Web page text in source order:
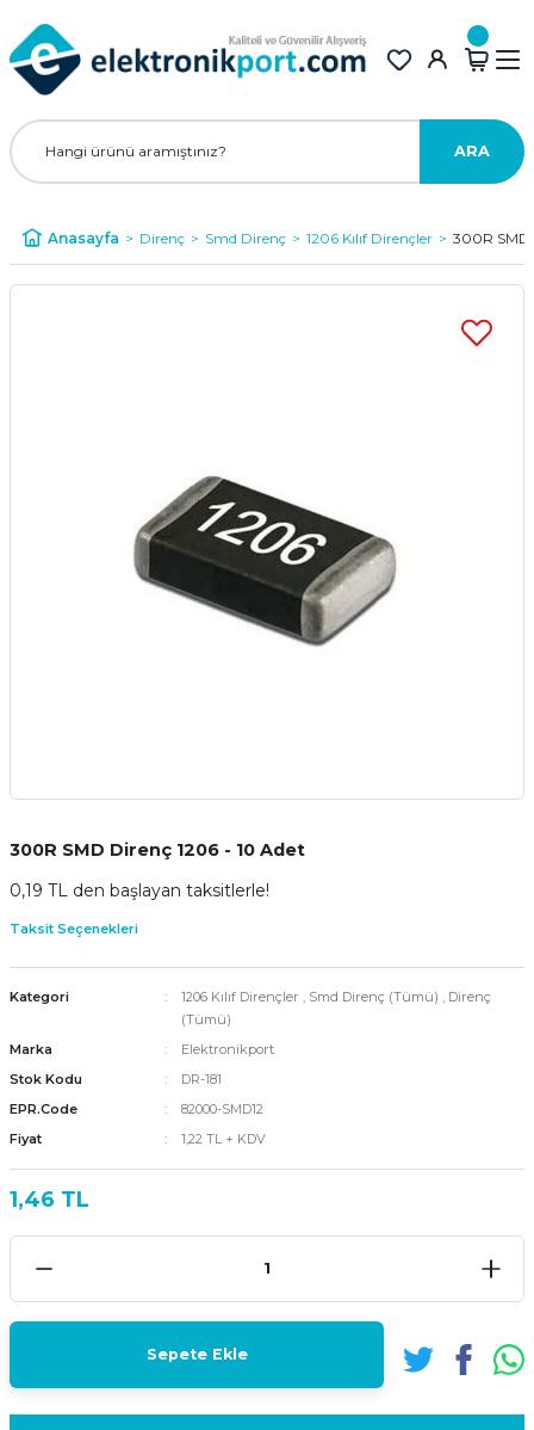
ARA
Anasayfa Direnç Smd Direnç 1206 Kılıf Dirençler 300R SMD
300R SMD Direnç 1206 - 10 Adet
0,19 TL den başlayan taksitlerle!
Taksit Seçenekleri
Kategori 1206 Kılıf Dirençler , Smd Direnç (Tümü) , Direnç
(Tümü)
Marka
Elektronikport
Stok Kodu
DR-181
EPR.Code
82000-SMD12
Fiyat
1,22 TL + KDV
1,46 TL
Sepete Ekle